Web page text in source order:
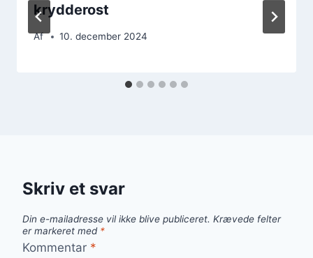
krydderost
Af 10. december 2024
Skriv et svar
Din e-mailadresse vil ikke blive publiceret. Krævede felter
er markeret med *
Kommentar *